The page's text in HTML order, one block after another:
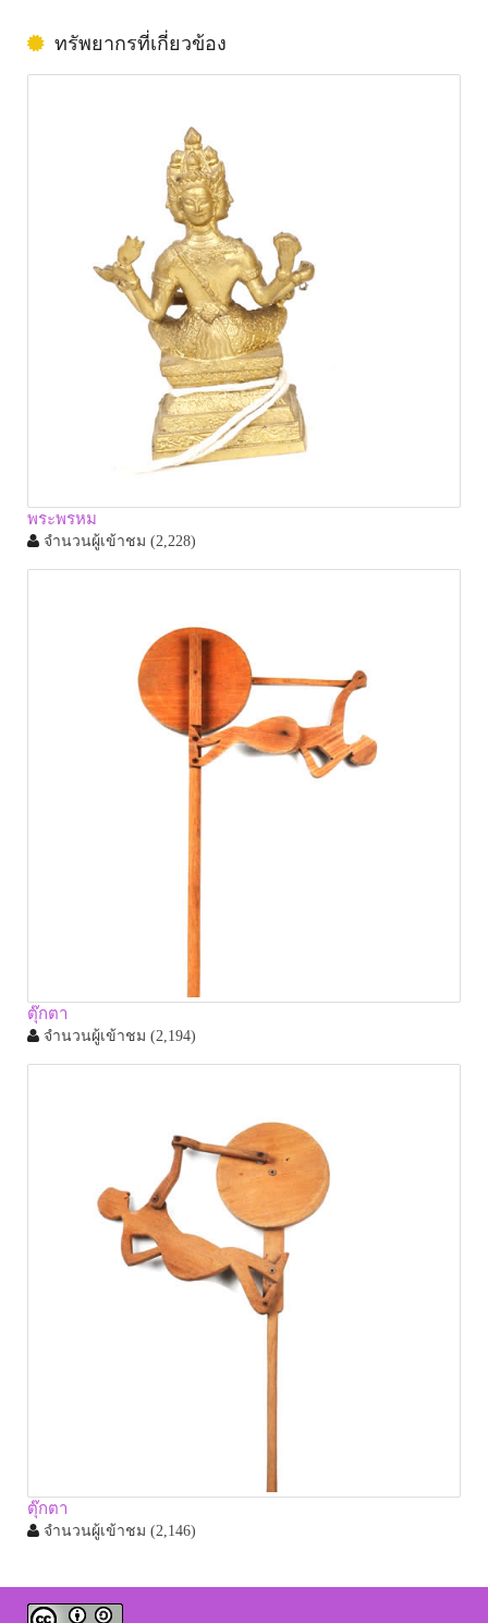
ทรัพยากรที่เกี่ยวข้อง
พระพรหม
จำนวนผู้เข้าชม (2,228)
ตุ๊กตา
จำนวนผู้เข้าชม (2,194)
ตุ๊กตา
จำนวนผู้เข้าชม (2,146)